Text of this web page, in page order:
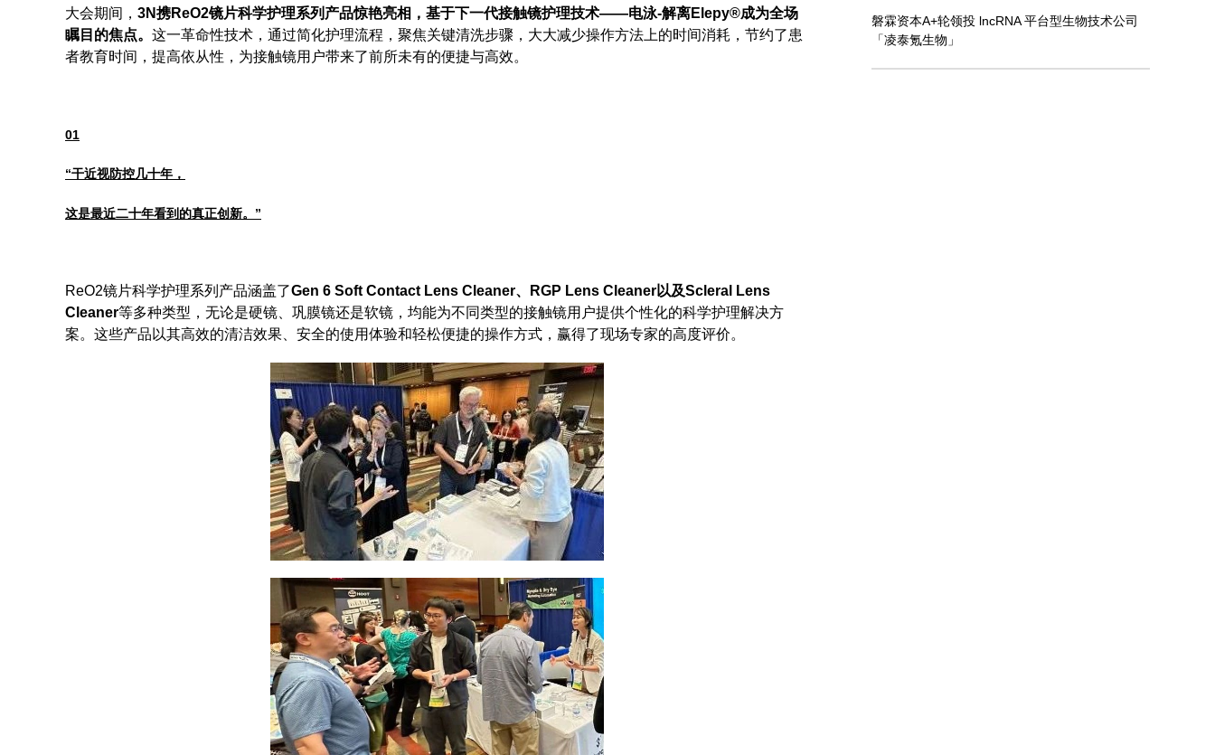
大会期间， 3N携ReO2镜片科学护理系列产品惊艳亮相，基于下一代接触镜护理技术——电泳-解离Elepy®成为全场
瞩目的焦点。 这一革命性技术，通过简化护理流程，聚焦关键清洗步骤，大大减少操作方法上的时间消耗，节约了患
者教育时间，提高依从性，为接触镜用户带来了前所未有的便捷与高效。
01
“干近视防控几十年，
这是最近二十年看到的真正创新。”
ReO2镜片科学护理系列产品涵盖了Gen 6 Soft Contact Lens Cleaner、RGP Lens Cleaner以及Scleral Lens
Cleaner等多种类型，无论是硬镜、巩膜镜还是软镜，均能为不同类型的接触镜用户提供个性化的科学护理解决方
案。这些产品以其高效的清洁效果、安全的使用体验和轻松便捷的操作方式，赢得了现场专家的高度评价。
磐霖资本A+轮领投 lncRNA 平台型生物技术公司
「凌泰氪生物」